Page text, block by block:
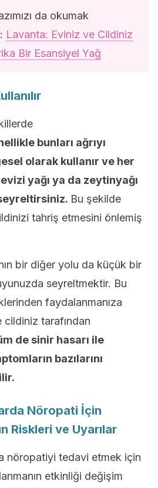
da okumak
Lavanta: Eviniz ve Cildiniz
Bir Esansiyel Yağ
bunları ağrıyı
olarak kullanır ve her
yağı ya da zeytinyağı
Bu şekilde
tahriş etmesini önlemiş
bir diğer yolu da küçük bir
seyreltmektir. Bu
faydalanmanıza
cildiniz tarafından
de sinir hasarı ile
bazılarını
Nöropati İçin
Riskleri ve Uyarılar
nöropatiyi tedavi etmek için
etkinliği değişim